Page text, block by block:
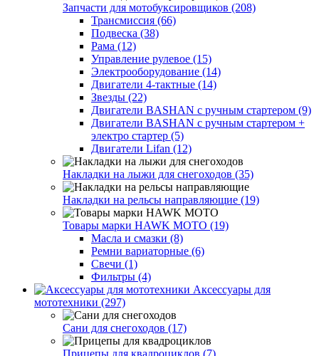
Запчасти для мотобуксировщиков (208)
Трансмиссия (66)
Подвеска (38)
Рама (12)
Управление рулевое (15)
Электрооборудование (14)
Двигатели 4-тактные (14)
Звезды (22)
Двигатели BASHAN с ручным стартером (9)
Двигатели BASHAN с ручным стартером +
электро стартер (5)
Двигатели Lifan (12)
Накладки на лыжи для снегоходов (35)
Накладки на рельсы направляющие (19)
Товары марки HAWK MOTO (19)
Масла и смазки (8)
Ремни вариаторные (6)
Свечи (1)
Фильтры (4)
Аксессуары для
мототехники (297)
Сани для снегоходов (17)
Прицепы для квадроциклов (7)